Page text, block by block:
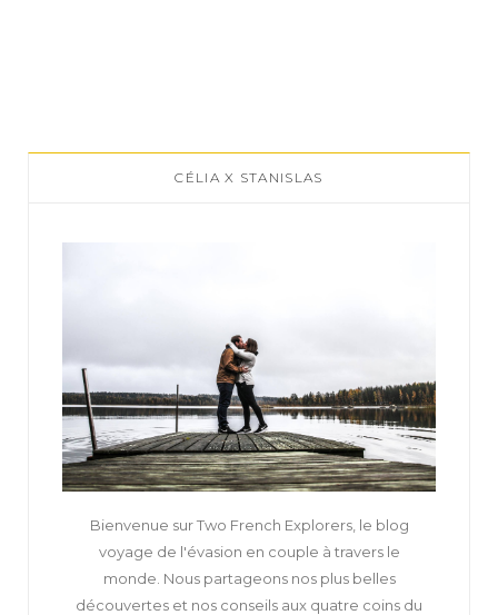
CÉLIA X STANISLAS
Bienvenue sur Two French Explorers, le blog
voyage de l'évasion en couple à travers le
monde. Nous partageons nos plus belles
découvertes et nos conseils aux quatre coins du